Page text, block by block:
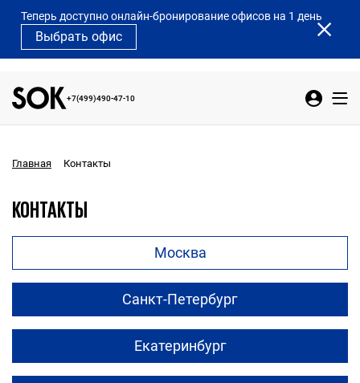
Теперь доступно онлайн-бронирование офисов на 1 день
Выбрать офис
+7(499)490-47-10
Главная Контакты
КОНТАКТЫ
Москва
Санкт-Петербург
Екатеринбург